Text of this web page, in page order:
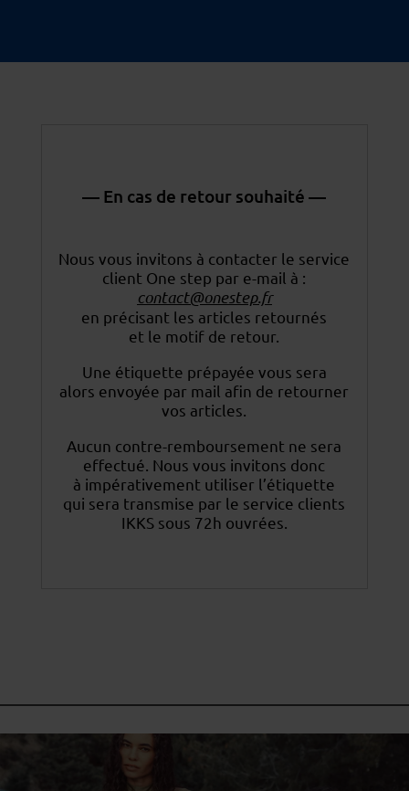
— En cas de retour souhaité —
Nous vous invitons à contacter le service
client One step par e-mail à :
contact@onestep.fr
en précisant les articles retournés
et le motif de retour.
Une étiquette prépayée vous sera
alors envoyée par mail afin de retourner
vos articles.
Aucun contre-remboursement ne sera
effectué. Nous vous invitons donc
à impérativement utiliser l’étiquette
qui sera transmise par le service clients
IKKS sous 72h ouvrées.